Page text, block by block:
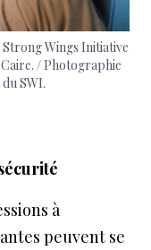
Wings Initiative
/ Photographie
SWI.
à
peuvent se